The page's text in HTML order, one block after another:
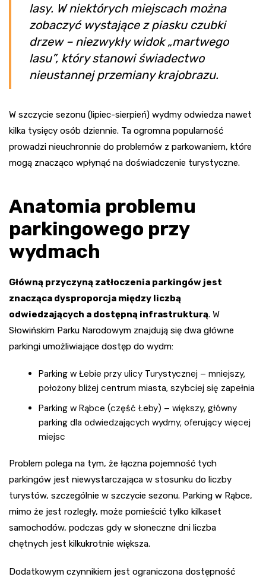
lasy. W niektórych miejscach można
zobaczyć wystające z piasku czubki
drzew – niezwykły widok „martwego
lasu”, który stanowi świadectwo
nieustannej przemiany krajobrazu.
W szczycie sezonu (lipiec-sierpień) wydmy odwiedza nawet
kilka tysięcy osób dziennie. Ta ogromna popularność
prowadzi nieuchronnie do problemów z parkowaniem, które
mogą znacząco wpłynąć na doświadczenie turystyczne.
Anatomia problemu
parkingowego przy
wydmach
Główną przyczyną zatłoczenia parkingów jest
znacząca dysproporcja między liczbą
odwiedzających a dostępną infrastrukturą. W
Słowińskim Parku Narodowym znajdują się dwa główne
parkingi umożliwiające dostęp do wydm:
Parking w Łebie przy ulicy Turystycznej – mniejszy,
położony bliżej centrum miasta, szybciej się zapełnia
Parking w Rąbce (część Łeby) – większy, główny
parking dla odwiedzających wydmy, oferujący więcej
miejsc
Problem polega na tym, że łączna pojemność tych
parkingów jest niewystarczająca w stosunku do liczby
turystów, szczególnie w szczycie sezonu. Parking w Rąbce,
mimo że jest rozległy, może pomieścić tylko kilkaset
samochodów, podczas gdy w słoneczne dni liczba
chętnych jest kilkukrotnie większa.
Dodatkowym czynnikiem jest ograniczona dostępność